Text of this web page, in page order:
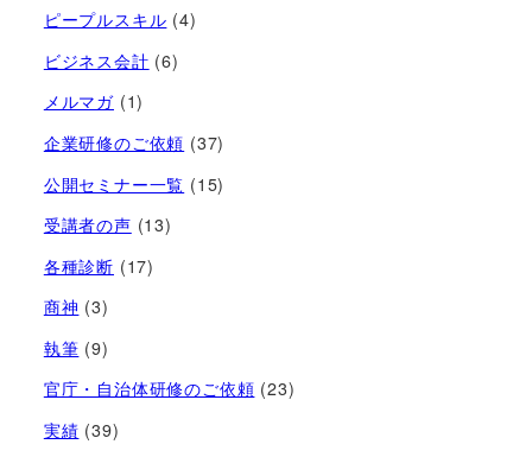
ピープルスキル (4)
ビジネス会計 (6)
メルマガ (1)
企業研修のご依頼 (37)
公開セミナー一覧 (15)
受講者の声 (13)
各種診断 (17)
商神 (3)
執筆 (9)
官庁・自治体研修のご依頼 (23)
実績 (39)